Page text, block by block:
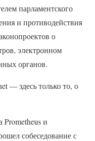
парламентского
и противодействия
о
электронном
органов.
— здесь только то, о
и
собеседование с